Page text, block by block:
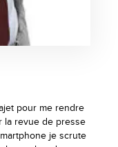
pour me rendre
la revue de presse
je scrute